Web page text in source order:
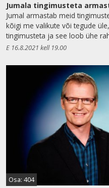
Jumala tingimusteta
Jumal armastab meid
kõigi me valikute või tegude
tingimusteta ja see loob ühe
E 16.8.2021 kell 19.00
Osa: 404